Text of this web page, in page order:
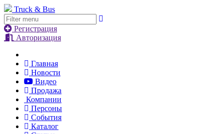
Truck & Bus
Регистрация
Авторизация
Главная
Новости
Видео
Продажа
Компании
Персоны
События
Каталог